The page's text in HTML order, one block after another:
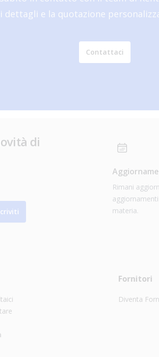
dettagli e la quotazione
Contattaci
di
Rimani
materia.
Fornitori
Diventa